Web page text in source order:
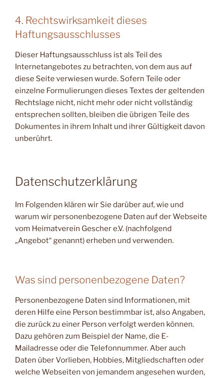
4. Rechtswirksamkeit dieses
Haftungsausschlusses
Dieser Haftungsausschluss ist als Teil des
Internetangebotes zu betrachten, von dem aus auf
diese Seite verwiesen wurde. Sofern Teile oder
einzelne Formulierungen dieses Textes der geltenden
Rechtslage nicht, nicht mehr oder nicht vollständig
entsprechen sollten, bleiben die übrigen Teile des
Dokumentes in ihrem Inhalt und ihrer Gültigkeit davon
unberührt.
Datenschutzerklärung
Im Folgenden klären wir Sie darüber auf, wie und
warum wir personenbezogene Daten auf der Webseite
vom Heimatverein Gescher e.V. (nachfolgend
„Angebot“ genannt) erheben und verwenden.
Was sind personenbezogene Daten?
Personenbezogene Daten sind Informationen, mit
deren Hilfe eine Person bestimmbar ist, also Angaben,
die zurück zu einer Person verfolgt werden können.
Dazu gehören zum Beispiel der Name, die E-
Mailadresse oder die Telefonnummer. Aber auch
Daten über Vorlieben, Hobbies, Mitgliedschaften oder
welche Webseiten von jemandem angesehen wurden,